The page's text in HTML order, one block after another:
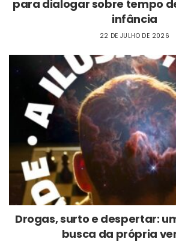
para dialogar sobre tempo
infância
22 DE JULHO DE 2026
Drogas, surto e despertar:
busca da própria